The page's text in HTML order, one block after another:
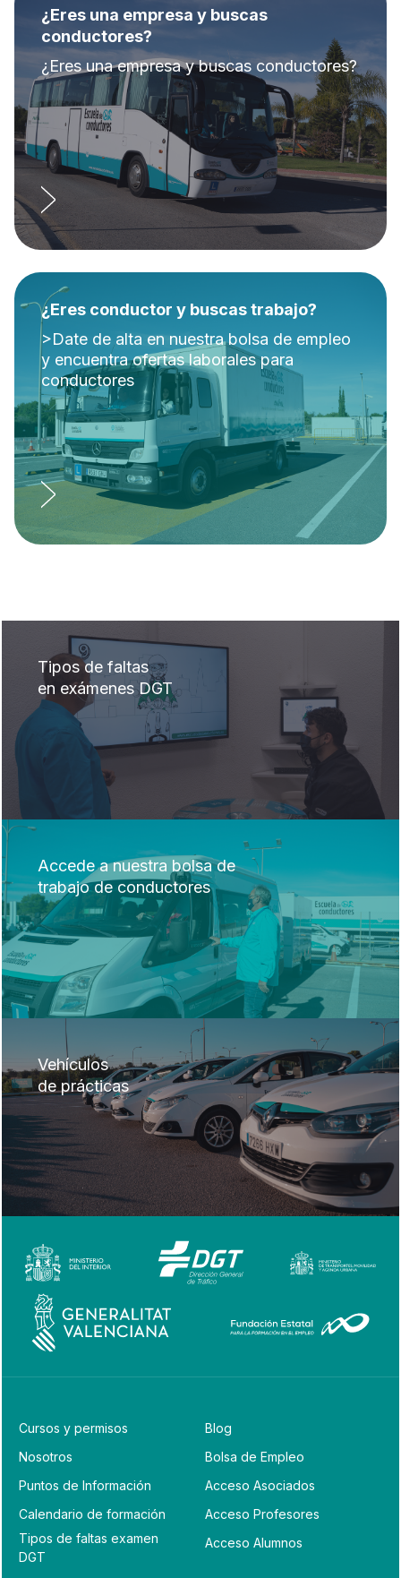
¿Eres una empresa y buscas
conductores?
¿Eres una empresa y buscas conductores?
¿Eres conductor y buscas trabajo?
>Date de alta en nuestra bolsa de empleo
y encuentra ofertas laborales para
conductores
Tipos de faltas
en exámenes DGT
Accede a nuestra bolsa de
trabajo de conductores
Vehículos
de prácticas
Cursos y permisos
Nosotros
Puntos de Información
Calendario de formación
Tipos de faltas examen
DGT
Blog
Bolsa de Empleo
Acceso Asociados
Acceso Profesores
Acceso Alumnos